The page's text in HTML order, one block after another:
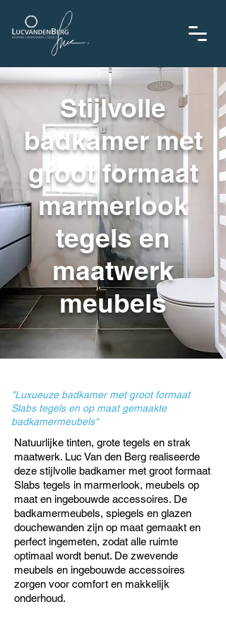
Stijlvolle
badkamer met
groot formaat
marmerlook
tegels en
maatwerk
meubels
"Luxueuze badkamer met groot formaat
Slabs tegels en op maat gemaakte
badkamermeubels"
Natuurlijke tinten, grote tegels en strak
maatwerk. Luc Van den Berg realiseerde
deze stijlvolle badkamer met groot formaat
Slabs tegels in marmerlook, meubels op
maat en ingebouwde accessoires. De
badkamermeubels, spiegels en glazen
douchewanden zijn op maat gemaakt en
perfect ingemeten, zodat alle ruimte
optimaal wordt benut. De zwevende
meubels en ingebouwde accessoires
zorgen voor comfort en makkelijk
onderhoud.